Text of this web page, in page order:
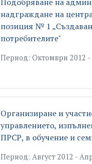
надграждане на
позиция № 1
потребителите"
Период: Октомври 2012
Организиране и
управлението,
ПРСР, в обучение и
Период: Август 2012 -